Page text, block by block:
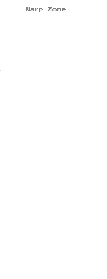
Warp Zone